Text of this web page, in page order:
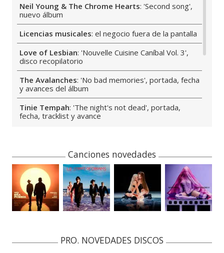
Neil Young & The Chrome Hearts: 'Second song',
nuevo álbum
Licencias musicales: el negocio fuera de la pantalla
Love of Lesbian: 'Nouvelle Cuisine Caníbal Vol. 3',
disco recopilatorio
The Avalanches: 'No bad memories', portada, fecha
y avances del álbum
Tinie Tempah: 'The night's not dead', portada,
fecha, tracklist y avance
Bea Miller: 'Mr. Peaked in high school', portada,
fecha, tracklist y avance del álbum
Gabriella Cilmi: 'Pure love', portada, fecha, tracklist
y avances del disco
Train: 'Mad dog in the fog', portada, tracklist y
Canciones novedades
PRO. NOVEDADES DISCOS